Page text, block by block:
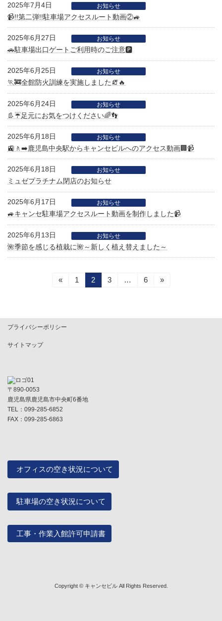
2025年7月4日 お知らせ
📹!!第二弾!!駐車場アクセスルート動画②🚙
2025年6月27日 お知らせ
🚗駐車場出口ゲートご利用時のご注意🅿
2025年6月25日 お知らせ
🏃🚒全館防火訓練を実施しました🧯🔥
2025年6月24日 お知らせ
👢☔足元にお気をつけください🌈👣
2025年6月18日 お知らせ
🚉🚶‍➡️鹿児島中央駅からキャンセビルへのアクセス動画🏢📹
2025年6月18日 お知らせ
ミュゼプラチナム閉店のお知らせ
2025年6月17日 お知らせ
🚙キャンセ駐車場アクセスルート動画を制作しました📹
2025年6月13日 お知らせ
🌺季節を感じる植栽に🌺～新しく植え替えました～
の
ペ
ー
送
り
«
固
ジ
1
固
定
ジ
2
固
ジ
3 …
固
ジ
6 »
プライバシーポリシー
サイトマップ
〒890-0053
鹿児島県鹿児島市中央町6番地
TEL：099-285-6852
FAX：099-285-6863
オフィスの空き状況について
駐車場の空き状況について
工事・作業入館許可申請書
Copyright © キャンセビル All Rights Reserved.